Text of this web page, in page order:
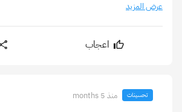
عرض المزيد
اعجاب
تحسينات منذ 5 months